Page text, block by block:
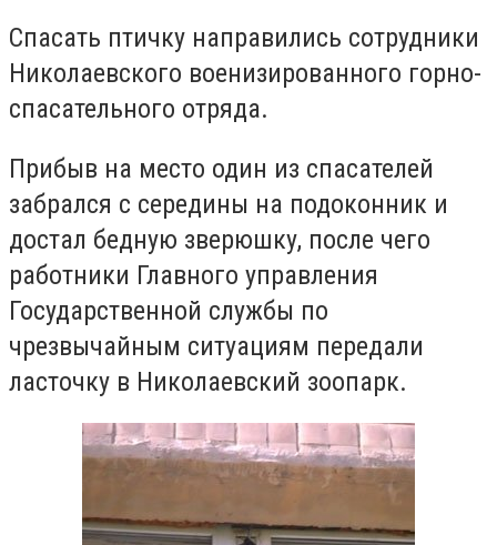
Спасать птичку направились сотрудники
Николаевского военизированного горно-
спасательного отряда.
Прибыв на место один из спасателей
забрался с середины на подоконник и
достал бедную зверюшку, после чего
работники Главного управления
Государственной службы по
чрезвычайным ситуациям передали
ласточку в Николаевский зоопарк.